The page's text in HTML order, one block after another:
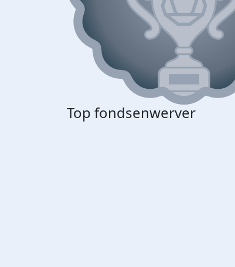
Top fondsenwerver